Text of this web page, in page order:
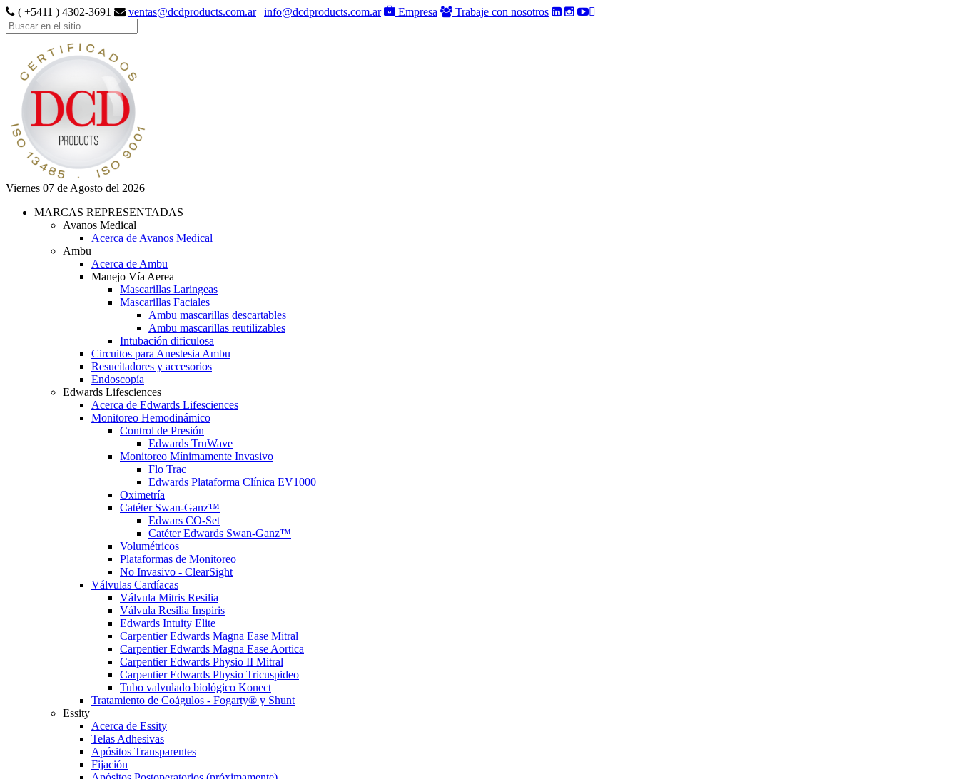
( +5411 ) 4302-3691 ventas@dcdproducts.com.ar| info@dcdproducts.com.ar Empresa Trabaje con nosotros
Viernes 07 de Agosto del 2026
MARCAS REPRESENTADAS
Avanos Medical
Acerca de Avanos Medical
Ambu
Acerca de Ambu
Manejo Vía Aerea
Mascarillas Laringeas
Mascarillas Faciales
Ambu mascarillas descartables
Ambu mascarillas reutilizables
Intubación dificulosa
Circuitos para Anestesia Ambu
Resucitadores y accesorios
Endoscopía
Edwards Lifesciences
Acerca de Edwards Lifesciences
Monitoreo Hemodinámico
Control de Presión
Edwards TruWave
Monitoreo Mínimamente Invasivo
Flo Trac
Edwards Plataforma Clínica EV1000
Oximetría
Catéter Swan-Ganz™
Edwars CO-Set
Catéter Edwards Swan-Ganz™
Volumétricos
Plataformas de Monitoreo
No Invasivo - ClearSight
Válvulas Cardíacas
Válvula Mitris Resilia
Válvula Resilia Inspiris
Edwards Intuity Elite
Carpentier Edwards Magna Ease Mitral
Carpentier Edwards Magna Ease Aortica
Carpentier Edwards Physio II Mitral
Carpentier Edwards Physio Tricuspideo
Tubo valvulado biológico Konect
Tratamiento de Coágulos - Fogarty® y Shunt
Essity
Acerca de Essity
Telas Adhesivas
Apósitos Transparentes
Fijación